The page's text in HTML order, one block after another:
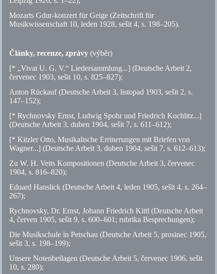
Mozarts Gdur-konzert für Geige (Zeitschrift für
Musikwissenschaft 10, leden 1928, sešit 4, s. 198–205).
Články, recenze, zprávy (výběr)
[* „Vivat U. G. V.“ Liedersammlung...] (Deutsche Arbeit 2,
červenec 1903, sešit 10, s. 825–827);
Anton Rückauf (Deutsche Arbeit 3, listopad 1903, sešit 2, s.
147–152);
[* Rychnovsky Ernst, Ludwig Spohr und Friedrich Kochlitz...]
(Deutsche Arbeit 3, duben 1904, sešit 7, s. 611–612);
[* Kitzler Otto, Musikalische Errinerungen mit Briefen von
Wagner...] (Deutsche Arbeit 3, duben 1904, sešit 7, s. 612–613);
Zu W. H. Veits Kompositionen (Deutsche Arbeit 3, červenec
1904, s. 816–820);
Eduard Hanslick (Deutsche Arbeit 4, leden 1905, sešit 4, s. 264–
267);
Rychnovsky, Dr. Ernst, Johann Friedrich Kittl (Deutsche Arbeit
4, červen 1905, sešit 9, s. 600–601; rubrika Besprechungen);
Die Musikschule in Petschau (Deutsche Arbeit 5, prosinec 1905,
sešit 3, s. 198–199);
Unsere Notenbeilagen (Deutsche Arbeit 5, červenec 1906, sešit
10, s. 280);